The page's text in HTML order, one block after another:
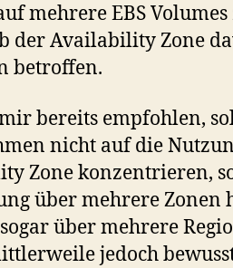
mehrere EBS
der Availability Zone
betroffen.
bereits empfohlen,
nicht auf die
Zone konzentrieren,
über mehrere Zonen
über mehrere
jedoch